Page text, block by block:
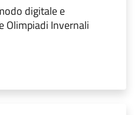
digitale e
Olimpiadi Invernali